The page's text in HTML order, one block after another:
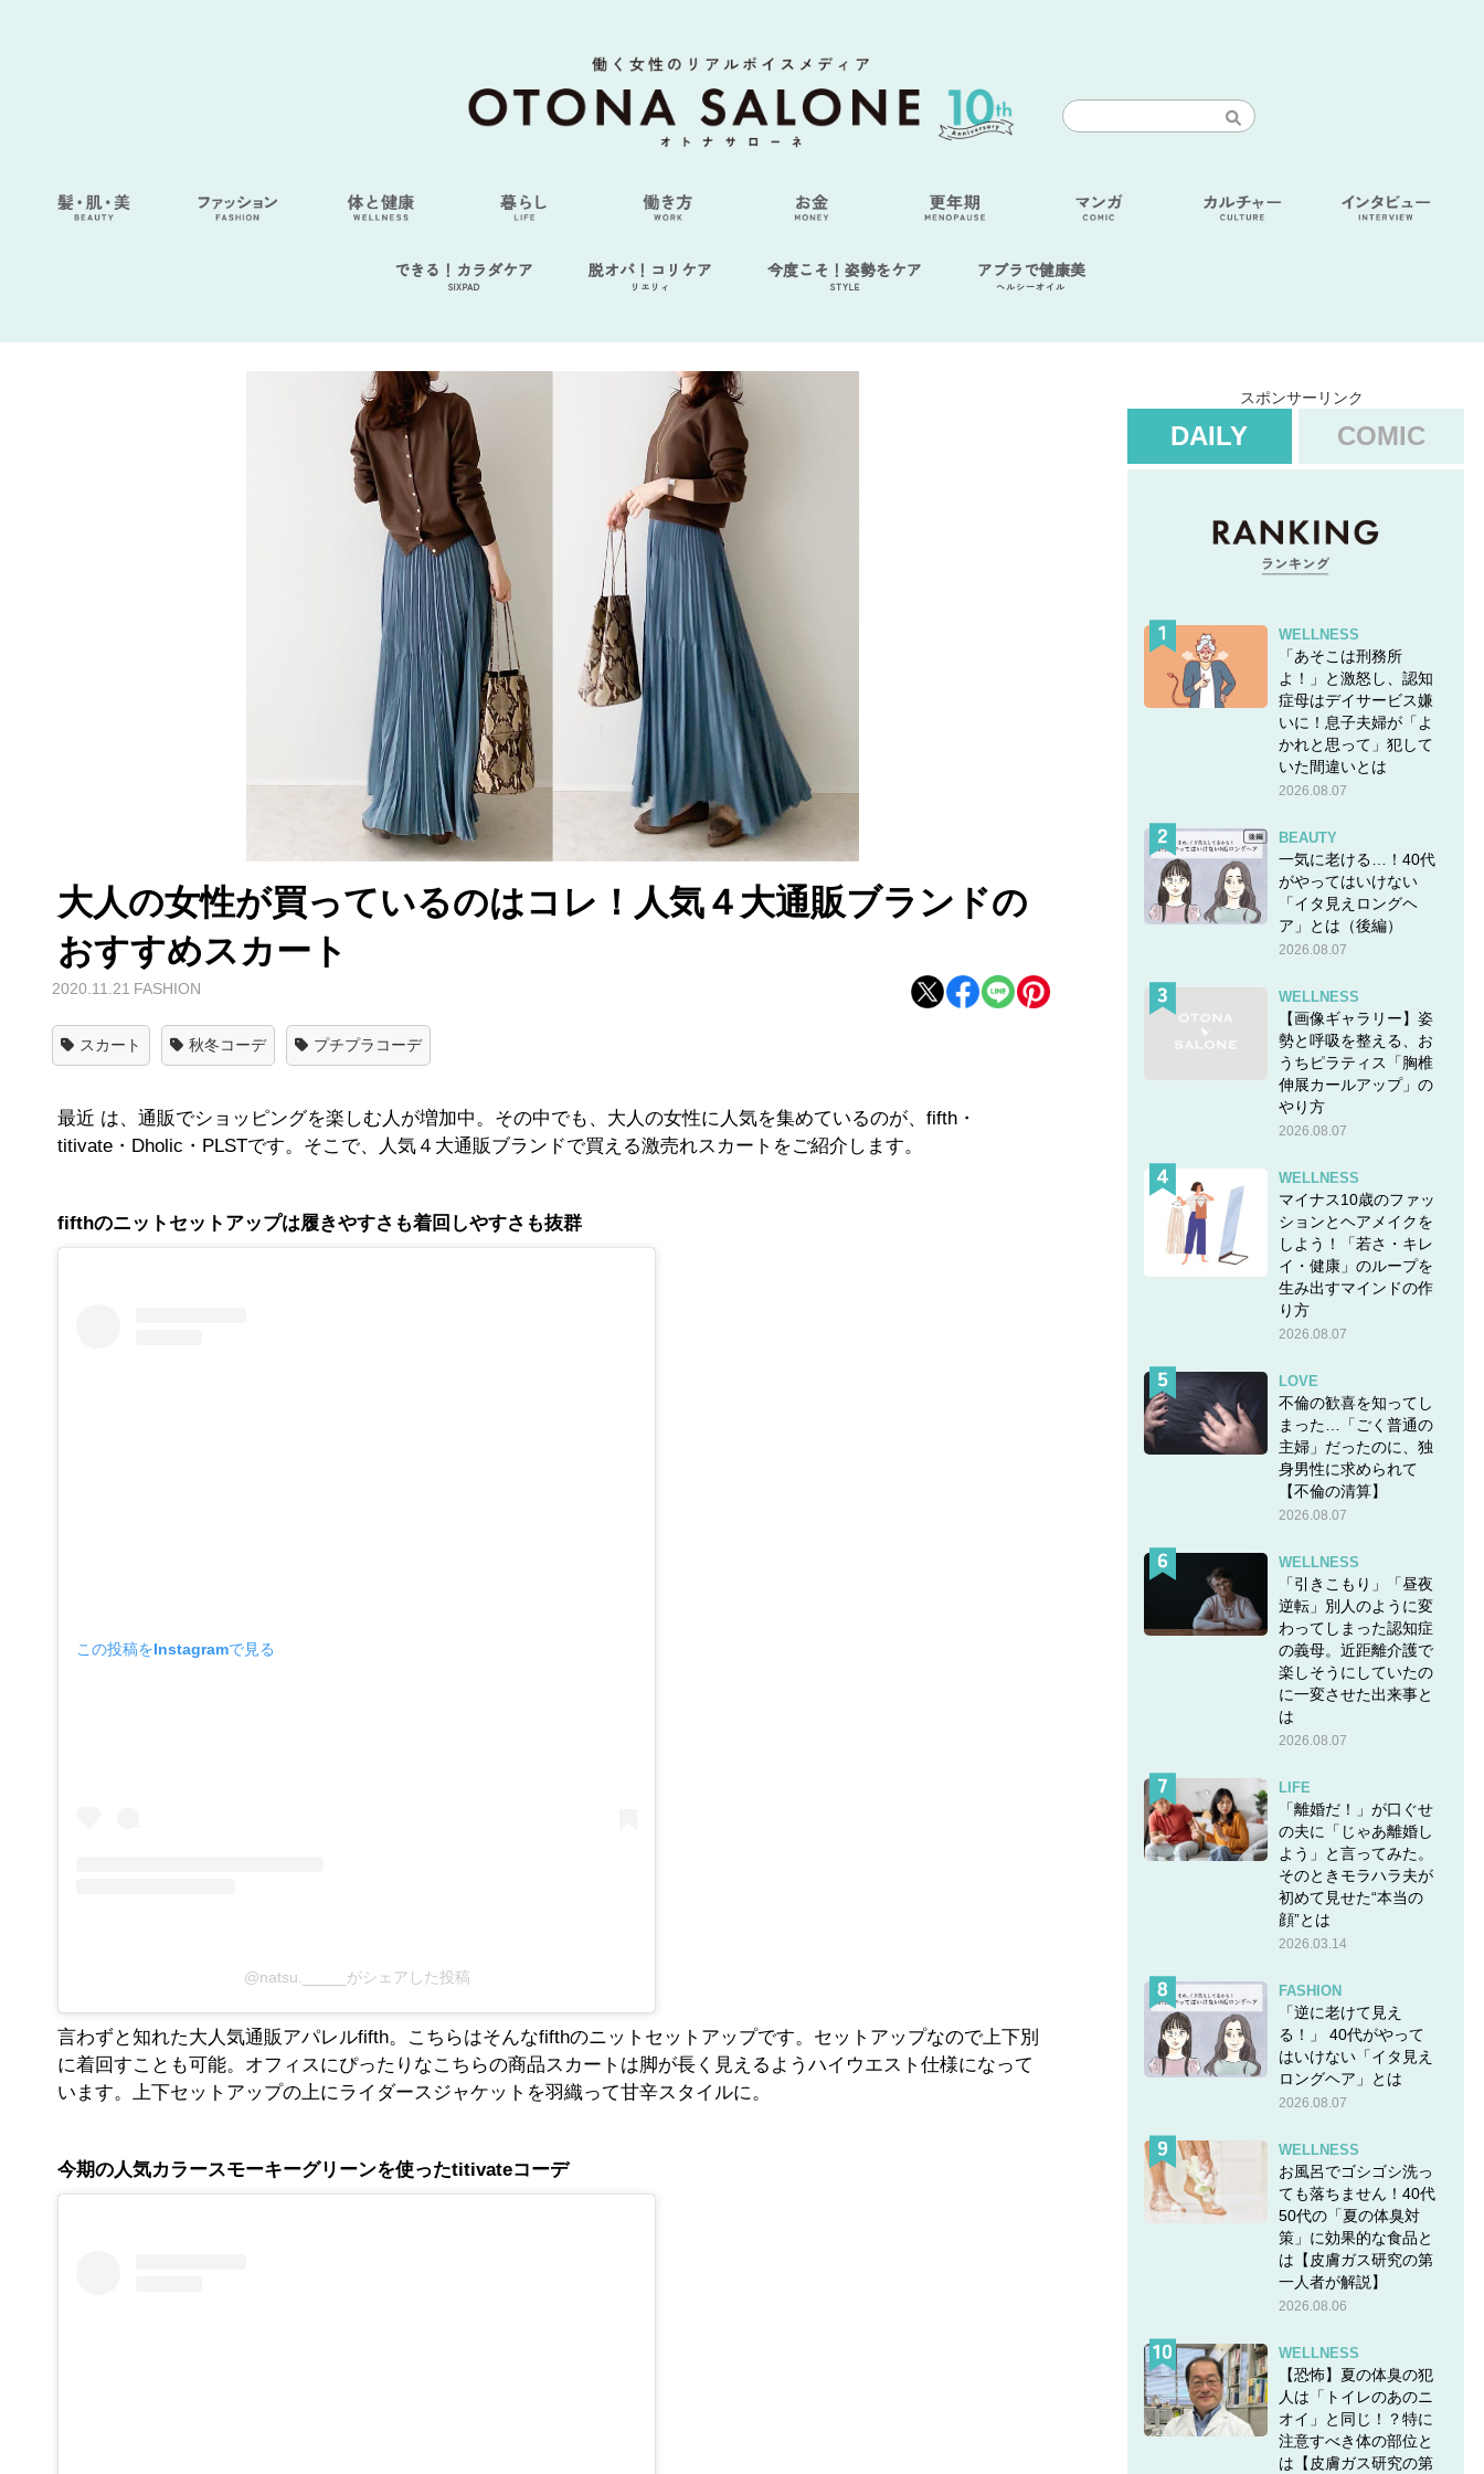
できる！カラダケア
SIXPAD
脱オバ！コリケア
リエリィ
今度こそ！姿勢をケア
STYLE
アブラで健康美
ヘルシーオイル
大人の女性が買っているのはコレ！人気４大通販ブランドの
おすすめスカート
2020.11.21 FASHION
スカート 秋冬コーデ プチプラコーデ
最近 は、通販でショッピングを楽しむ人が増加中。その中でも、大人の女性に人気を集めているのが、fifth・
titivate・Dholic・PLSTです。そこで、人気４大通販ブランドで買える激売れスカートをご紹介します。
fifthのニットセットアップは履きやすさも着回しやすさも抜群
この投稿をInstagramで見る
@natsu._____がシェアした投稿
言わずと知れた大人気通販アパレルfifth。こちらはそんなfifthのニットセットアップです。セットアップなので上下別
に着回すことも可能。オフィスにぴったりなこちらの商品スカートは脚が長く見えるようハイウエスト仕様になって
います。上下セットアップの上にライダースジャケットを羽織って甘辛スタイルに。
今期の人気カラースモーキーグリーンを使ったtitivateコーデ
スポンサーリンク
DAILY COMIC
WELLNESS
「あそこは刑務所
よ！」と激怒し、認知
症母はデイサービス嫌
いに！息子夫婦が「よ
かれと思って」犯して
いた間違いとは
2026.08.07
BEAUTY
一気に老ける…！40代
がやってはいけない
「イタ見えロングヘ
ア」とは（後編）
2026.08.07
WELLNESS
【画像ギャラリー】姿
勢と呼吸を整える、お
うちピラティス「胸椎
伸展カールアップ」の
やり方
2026.08.07
WELLNESS
マイナス10歳のファッ
ションとヘアメイクを
しよう！「若さ・キレ
イ・健康」のループを
生み出すマインドの作
り方
2026.08.07
LOVE
不倫の歓喜を知ってし
まった…「ごく普通の
主婦」だったのに、独
身男性に求められて
【不倫の清算】
2026.08.07
WELLNESS
「引きこもり」「昼夜
逆転」別人のように変
わってしまった認知症
の義母。近距離介護で
楽しそうにしていたの
に一変させた出来事と
は
2026.08.07
LIFE
「離婚だ！」が口ぐせ
の夫に「じゃあ離婚し
よう」と言ってみた。
そのときモラハラ夫が
初めて見せた“本当の
顔”とは
2026.03.14
FASHION
「逆に老けて見え
る！」 40代がやって
はいけない「イタ見え
ロングヘア」とは
2026.08.07
WELLNESS
お風呂でゴシゴシ洗っ
ても落ちません！40代
50代の「夏の体臭対
策」に効果的な食品と
は【皮膚ガス研究の第
一人者が解説】
2026.08.06
WELLNESS
【恐怖】夏の体臭の犯
人は「トイレのあのニ
オイ」と同じ！？特に
注意すべき体の部位と
は【皮膚ガス研究の第